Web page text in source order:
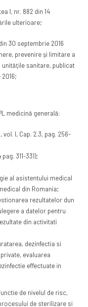
I, nr. 882 din 14
ulterioare;
30 septembrie 2016
prevenire şi limitare a
sanitare, publicat
medicină generală:
I, Cap. 2.3, pag. 256-
311-331);
al asistentului medical
din Romania;
rezultatelor dun
a datelor pentru
din activitati
dezinfectia si
evaluarea
effectuate in
de nivelul de risc,
de sterilizare si